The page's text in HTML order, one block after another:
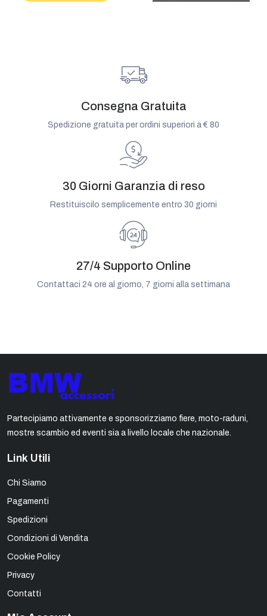
Consegna Gratuita
Spedizione gratuita per ordini superiori a € 80
30 Giorni Garanzia di reso
Restituiscilo semplicemente entro 30 giorni
27/4 Supporto Online
Contattaci 24 ore al giorno, 7 giorni alla settimana
Partecipiamo attivamente e sponsorizziamo fiere, moto-raduni,
mostre scambio ed eventi sia a livello locale che nazionale.
Link Utili
Chi Siamo
Pagamenti
Spedizioni
Condizioni di Vendita
Cookie Policy
Privacy
Contatti